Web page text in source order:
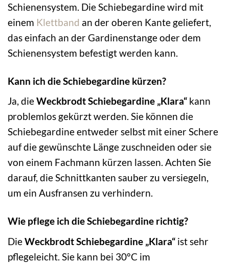
Schienensystem. Die Schiebegardine wird mit
einem Klettband an der oberen Kante geliefert,
das einfach an der Gardinenstange oder dem
Schienensystem befestigt werden kann.
Kann ich die Schiebegardine kürzen?
Ja, dieWeckbrodt Schiebegardine „Klara“ kann
problemlos gekürzt werden. Sie können die
Schiebegardine entweder selbst mit einer Schere
auf die gewünschte Länge zuschneiden oder sie
von einem Fachmann kürzen lassen. Achten Sie
darauf, die Schnittkanten sauber zu versiegeln,
um ein Ausfransen zu verhindern.
Wie pflege ich die Schiebegardine richtig?
DieWeckbrodt Schiebegardine „Klara“ ist sehr
pflegeleicht. Sie kann bei 30°C im